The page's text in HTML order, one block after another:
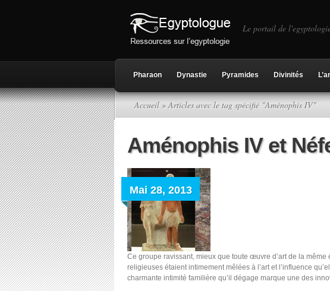
Le portail de
Pharaon Dynastie Pyramides Divinités
Accueil» Articles avec le tag spécifié "Aménophis IV"
Aménophis IV et
Mai 28, 2013
Ce groupe ravissant, mieux que toute œuvre d’art de la
religieuses étaient intimement mêlées à l’art et l’influence
charmante intimité familière qu’il dégage marque une des